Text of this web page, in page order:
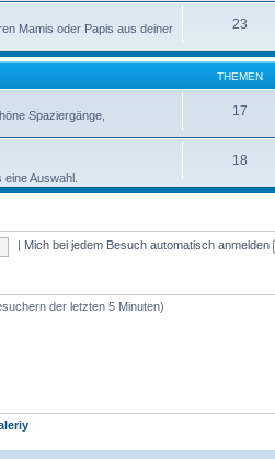
Mamis oder Papis aus deiner
23
THEMEN
Spaziergänge,
17
Auswahl.
18
Mich bei jedem Besuch automatisch anmelden
der letzten 5 Minuten)